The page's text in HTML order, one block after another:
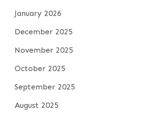
January 2026
December 2025
November 2025
October 2025
September 2025
August 2025